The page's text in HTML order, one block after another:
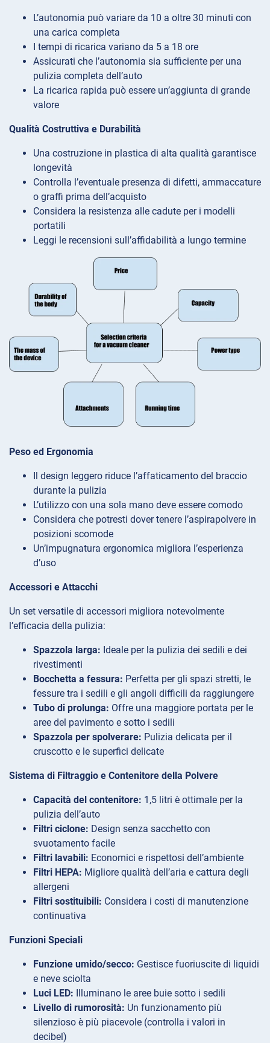
L’autonomia può variare da 10 a oltre 30 minuti con
una carica completa
I tempi di ricarica variano da 5 a 18 ore
Assicurati che l’autonomia sia sufficiente per una
pulizia completa dell’auto
La ricarica rapida può essere un’aggiunta di grande
valore
Qualità Costruttiva e Durabilità
Una costruzione in plastica di alta qualità garantisce
longevità
Controlla l’eventuale presenza di difetti, ammaccature
o graffi prima dell’acquisto
Considera la resistenza alle cadute per i modelli
portatili
Leggi le recensioni sull’affidabilità a lungo termine
Peso ed Ergonomia
Il design leggero riduce l’affaticamento del braccio
durante la pulizia
L’utilizzo con una sola mano deve essere comodo
Considera che potresti dover tenere l’aspirapolvere in
posizioni scomode
Un’impugnatura ergonomica migliora l’esperienza
d’uso
Accessori e Attacchi
Un set versatile di accessori migliora notevolmente
l’efficacia della pulizia:
Spazzola larga: Ideale per la pulizia dei sedili e dei
rivestimenti
Bocchetta a fessura: Perfetta per gli spazi stretti, le
fessure tra i sedili e gli angoli difficili da raggiungere
Tubo di prolunga: Offre una maggiore portata per le
aree del pavimento e sotto i sedili
Spazzola per spolverare: Pulizia delicata per il
cruscotto e le superfici delicate
Sistema di Filtraggio e Contenitore della Polvere
Capacità del contenitore: 1,5 litri è ottimale per la
pulizia dell’auto
Filtri ciclone: Design senza sacchetto con
svuotamento facile
Filtri lavabili: Economici e rispettosi dell’ambiente
Filtri HEPA: Migliore qualità dell’aria e cattura degli
allergeni
Filtri sostituibili: Considera i costi di manutenzione
continuativa
Funzioni Speciali
Funzione umido/secco: Gestisce fuoriuscite di liquidi
e neve sciolta
Luci LED: Illuminano le aree buie sotto i sedili
Livello di rumorosità: Un funzionamento più
silenzioso è più piacevole (controlla i valori in
decibel)